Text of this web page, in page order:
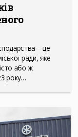
– це
ради, яке
або ж
року…